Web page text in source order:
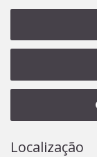
Localização